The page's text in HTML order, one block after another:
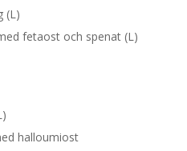
(L)
fetaost och spenat (L)
halloumiost